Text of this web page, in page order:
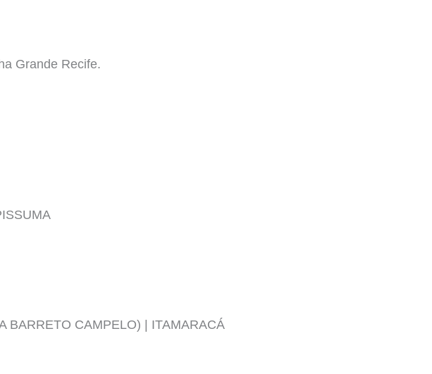
Grande Recife.
BARRETO CAMPELO) | ITAMARACÁ